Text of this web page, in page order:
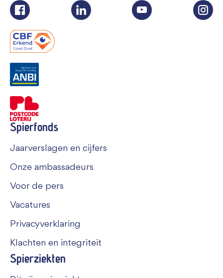
Spierfonds
Jaarverslagen en cijfers
Onze ambassadeurs
Voor de pers
Vacatures
Privacyverklaring
Klachten en integriteit
Spierziekten